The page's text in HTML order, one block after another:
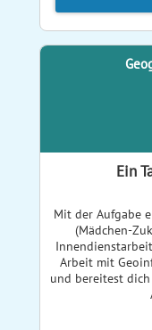
Ein
Mit der Aufgabe
(Mädchen-
Arbeit mit
und bereitest